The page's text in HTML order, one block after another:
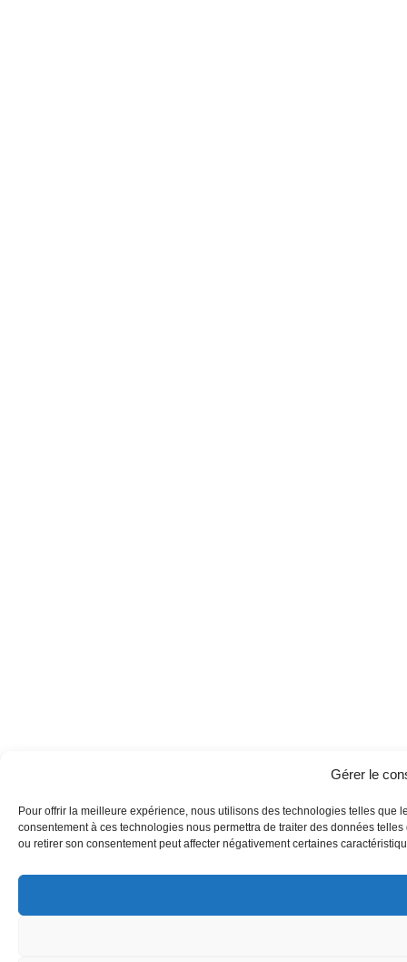
Gérer le
Pour offrir la meilleure expérience, nous utilisons des technologies telles
consentement à ces technologies nous permettra de traiter des données
ou retirer son consentement peut affecter négativement certaines